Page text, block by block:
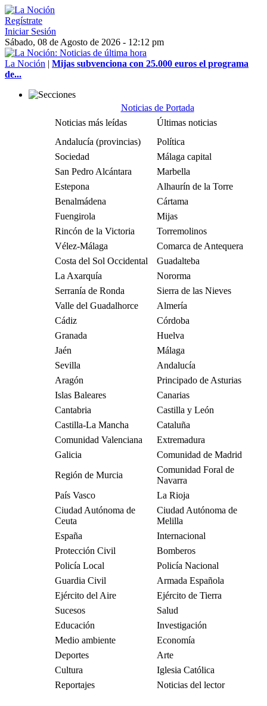
Regístrate
Iniciar Sesión
Sábado, 08 de Agosto de 2026 - 12:12 pm
La Noción | Mijas subvenciona con 25.000 euros el programa
de...
Noticias de Portada
Noticias más leídas
Últimas noticias
Andalucía (provincias)
Política
Sociedad
Málaga capital
San Pedro Alcántara
Marbella
Estepona
Alhaurín de la Torre
Benalmádena
Cártama
Fuengirola
Mijas
Rincón de la Victoria
Torremolinos
Vélez-Málaga
Comarca de Antequera
Costa del Sol Occidental
Guadalteba
La Axarquía
Nororma
Serranía de Ronda
Sierra de las Nieves
Valle del Guadalhorce
Almería
Cádiz
Córdoba
Granada
Huelva
Jaén
Málaga
Sevilla
Andalucía
Aragón
Principado de Asturias
Islas Baleares
Canarias
Cantabria
Castilla y León
Castilla-La Mancha
Cataluña
Comunidad Valenciana
Extremadura
Galicia
Comunidad de Madrid
Región de Murcia
Comunidad Foral de
Navarra
País Vasco
La Rioja
Ciudad Autónoma de
Ceuta
Ciudad Autónoma de
Melilla
España
Internacional
Protección Civil
Bomberos
Policía Local
Policía Nacional
Guardia Civil
Armada Española
Ejército del Aire
Ejército de Tierra
Sucesos
Salud
Educación
Investigación
Medio ambiente
Economía
Deportes
Arte
Cultura
Iglesia Católica
Reportajes
Noticias del lector